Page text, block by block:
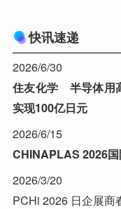
快讯速递
2026/6/30
住友化学 半导体用
实现100亿日元
2026/6/15
CHINAPLAS 2026
2026/3/20
PCHi 2026 日企展商